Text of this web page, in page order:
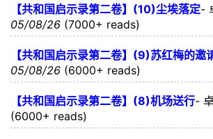
【共和国启示录第二卷】(10)尘埃落定-
05/08/26 (7000+ reads)
【共和国启示录第二卷】(9)苏红梅的邀
05/08/26 (6000+ reads)
【共和国启示录第二卷】(8)机场送行-
(6000+ reads)